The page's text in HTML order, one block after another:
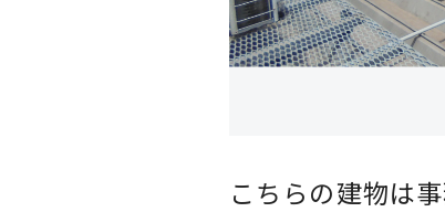
こちらの建物は